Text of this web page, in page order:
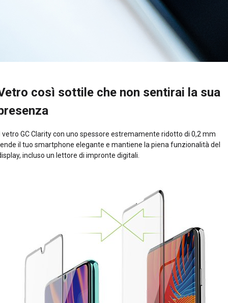
così sottile che non sentirai la sua
vetro GC Clarity con uno spessore estremamente ridotto di 0,2 mm
il tuo smartphone elegante e mantiene la piena funzionalità del
incluso un lettore di impronte digitali.